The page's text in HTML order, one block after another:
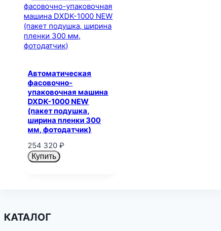
Автоматическая
фасовочно-
упаковочная машина
DXDK-1000 NEW
(пакет подушка,
ширина пленки 300
мм, фотодатчик)
254 320₽
Купить
КАТАЛОГ